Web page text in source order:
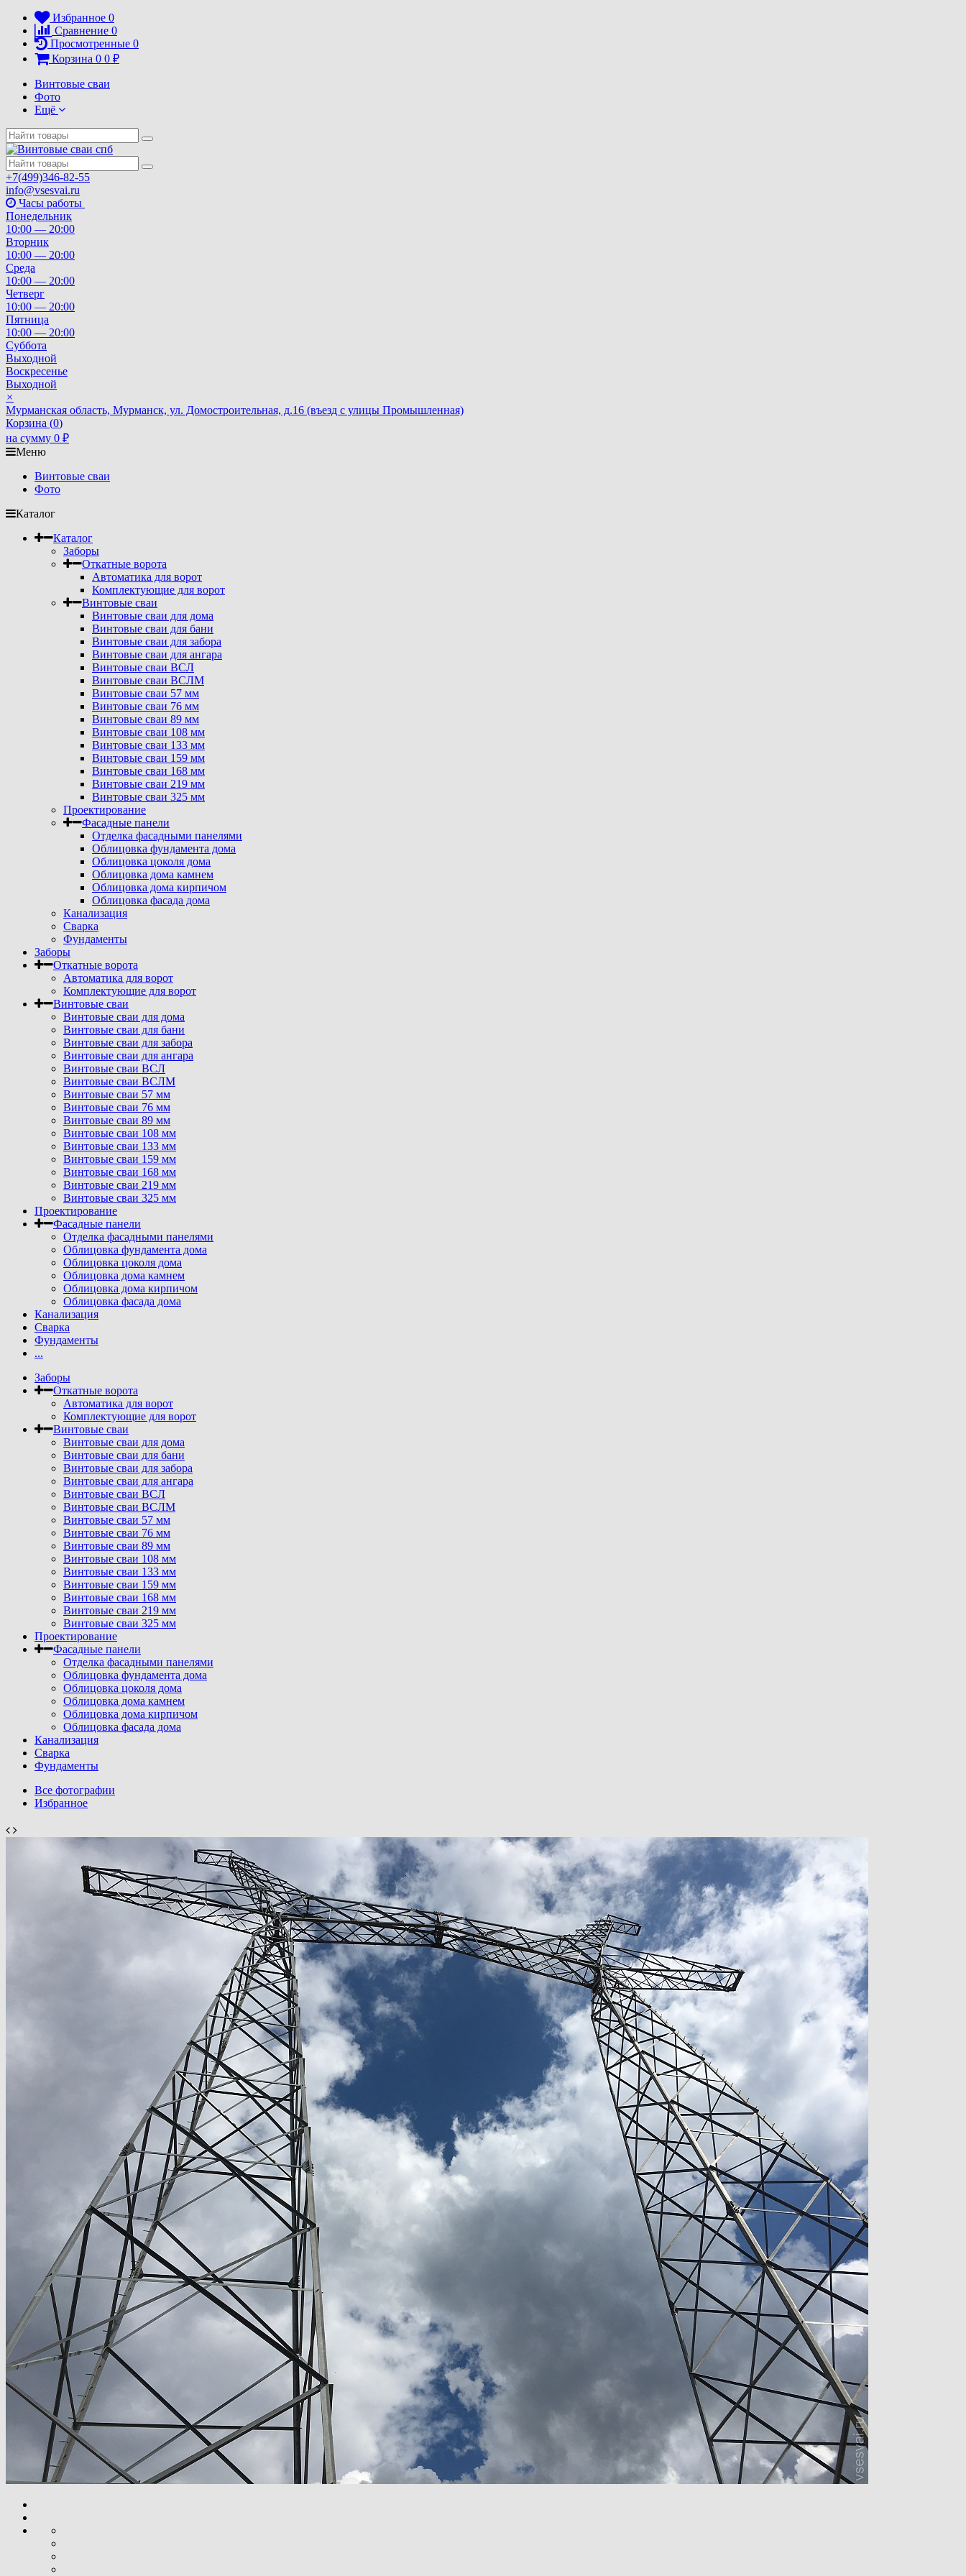
Избранное 0
Сравнение 0
Просмотренные 0
Корзина 0 0 ₽
Винтовые сваи
Фото
Ещё
+7(499)346-82-55
info@vsesvai.ru
Часы работы
Понедельник
10:00 — 20:00
Вторник
10:00 — 20:00
Среда
10:00 — 20:00
Четверг
10:00 — 20:00
Пятница
10:00 — 20:00
Суббота
Выходной
Воскресенье
Выходной
×
Мурманская область, Мурманск, ул. Домостроительная, д.16 (въезд с улицы Промышленная)
Корзина (0)
на сумму 0 ₽
Меню
Винтовые сваи
Фото
Каталог
Каталог
Заборы
Откатные ворота
Автоматика для ворот
Комплектующие для ворот
Винтовые сваи
Винтовые сваи для дома
Винтовые сваи для бани
Винтовые сваи для забора
Винтовые сваи для ангара
Винтовые сваи ВСЛ
Винтовые сваи ВСЛМ
Винтовые сваи 57 мм
Винтовые сваи 76 мм
Винтовые сваи 89 мм
Винтовые сваи 108 мм
Винтовые сваи 133 мм
Винтовые сваи 159 мм
Винтовые сваи 168 мм
Винтовые сваи 219 мм
Винтовые сваи 325 мм
Проектирование
Фасадные панели
Отделка фасадными панелями
Облицовка фундамента дома
Облицовка цоколя дома
Облицовка дома камнем
Облицовка дома кирпичом
Облицовка фасада дома
Канализация
Сварка
Фундаменты
Заборы
Откатные ворота
Автоматика для ворот
Комплектующие для ворот
Винтовые сваи
Винтовые сваи для дома
Винтовые сваи для бани
Винтовые сваи для забора
Винтовые сваи для ангара
Винтовые сваи ВСЛ
Винтовые сваи ВСЛМ
Винтовые сваи 57 мм
Винтовые сваи 76 мм
Винтовые сваи 89 мм
Винтовые сваи 108 мм
Винтовые сваи 133 мм
Винтовые сваи 159 мм
Винтовые сваи 168 мм
Винтовые сваи 219 мм
Винтовые сваи 325 мм
Проектирование
Фасадные панели
Отделка фасадными панелями
Облицовка фундамента дома
Облицовка цоколя дома
Облицовка дома камнем
Облицовка дома кирпичом
Облицовка фасада дома
Канализация
Сварка
Фундаменты
...
Заборы
Откатные ворота
Автоматика для ворот
Комплектующие для ворот
Винтовые сваи
Винтовые сваи для дома
Винтовые сваи для бани
Винтовые сваи для забора
Винтовые сваи для ангара
Винтовые сваи ВСЛ
Винтовые сваи ВСЛМ
Винтовые сваи 57 мм
Винтовые сваи 76 мм
Винтовые сваи 89 мм
Винтовые сваи 108 мм
Винтовые сваи 133 мм
Винтовые сваи 159 мм
Винтовые сваи 168 мм
Винтовые сваи 219 мм
Винтовые сваи 325 мм
Проектирование
Фасадные панели
Отделка фасадными панелями
Облицовка фундамента дома
Облицовка цоколя дома
Облицовка дома камнем
Облицовка дома кирпичом
Облицовка фасада дома
Канализация
Сварка
Фундаменты
Все фотографии
Избранное